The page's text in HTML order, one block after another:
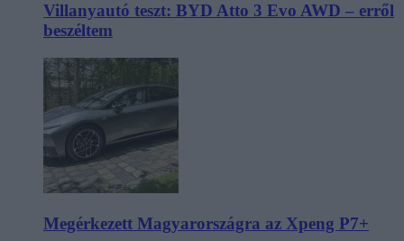
Villanyautó teszt: BYD Atto 3 Evo AWD – erről
beszéltem
Megérkezett Magyarországra az Xpeng P7+